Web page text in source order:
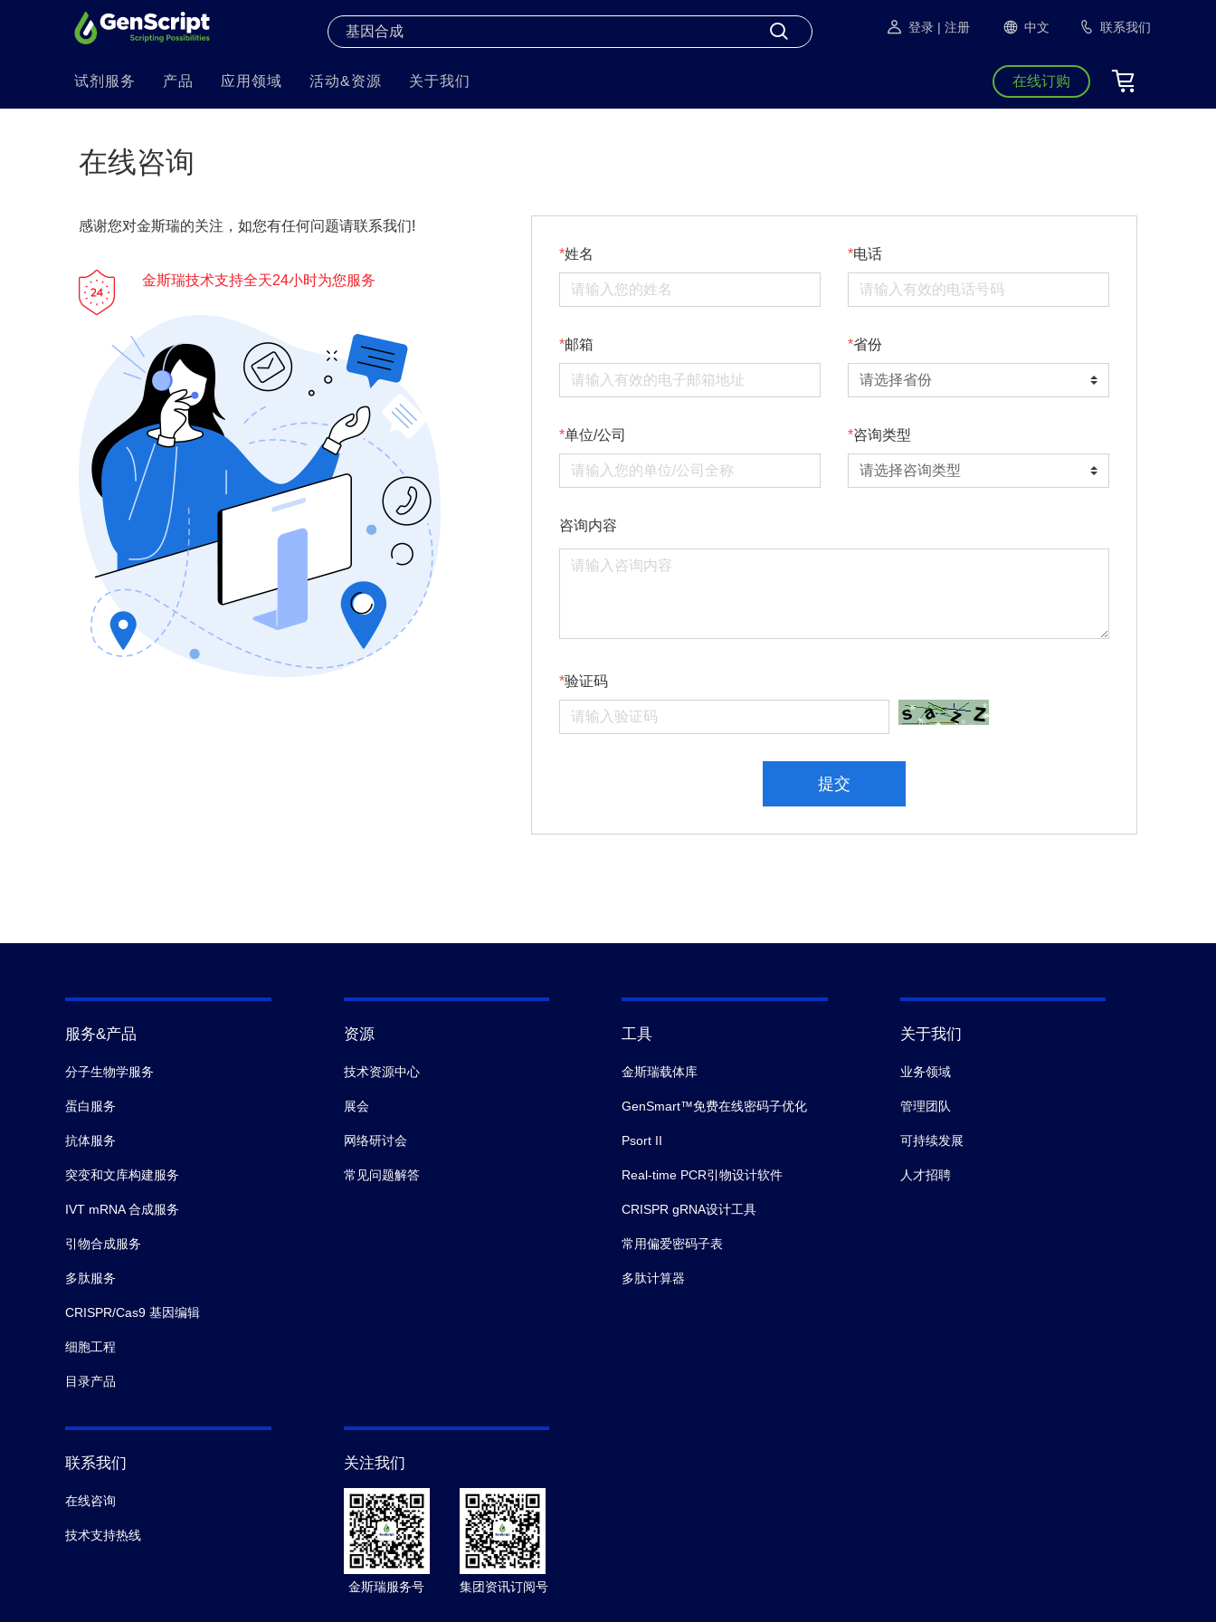
登录 | 注册 中文 联系我们
试剂服务 产品 应用领域 活动&资源 关于我们 在线订购
在线咨询
感谢您对金斯瑞的关注，如您有任何问题请联系我们!
金斯瑞技术支持全天24小时为您服务
姓名 电话
邮箱 省份
单位/公司 咨询类型
咨询内容
验证码
提交
服务&产品
分子生物学服务
蛋白服务
抗体服务
突变和文库构建服务
IVT mRNA 合成服务
引物合成服务
多肽服务
CRISPR/Cas9 基因编辑
细胞工程
目录产品
资源
技术资源中心
展会
网络研讨会
常见问题解答
工具
金斯瑞载体库
GenSmart™免费在线密码子优化
Psort II
Real-time PCR引物设计软件
CRISPR gRNA设计工具
常用偏爱密码子表
多肽计算器
关于我们
业务领域
管理团队
可持续发展
人才招聘
联系我们
在线咨询
技术支持热线
关注我们
金斯瑞服务号 集团资讯订阅号